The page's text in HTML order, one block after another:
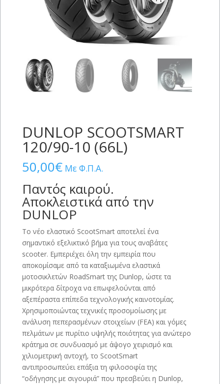
DUNLOP SCOOTSMART
120/90-10 (66L)
50,00€ Με Φ.Π.Α.
Παντός καιρού.
Αποκλειστικά από την
DUNLOP
Το νέο ελαστικό ScootSmart αποτελεί ένα
σημαντικό εξελικτικό βήμα για τους αναβάτες
scooter. Εμπεριέχει όλη την εμπειρία που
αποκομίσαμε από τα καταξιωμένα ελαστικά
μοτοσικλετών RoadSmart της Dunlop, ώστε τα
μικρότερα δίτροχα να επωφελούνται από
αξεπέραστα επίπεδα τεχνολογικής καινοτομίας.
Χρησιμοποιώντας τεχνικές προσομοίωσης με
ανάλυση πεπερασμένων στοιχείων (FEA) και γόμες
πελμάτων με πυρίτιο υψηλής ποιότητας για ανώτερο
κράτημα σε συνδυασμό με άψογο χειρισμό και
χιλιομετρική αντοχή, το ScootSmart
αντιπροσωπεύει επάξια τη φιλοσοφία της
“οδήγησης με σιγουριά” που πρεσβεύει η Dunlop,